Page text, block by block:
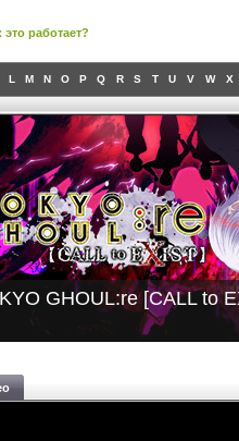
это работает?
L M N O P Q R S T U V W X
GHOUL:re [CALL to